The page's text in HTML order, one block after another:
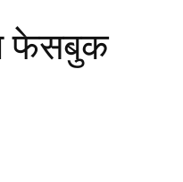
फेसबुक